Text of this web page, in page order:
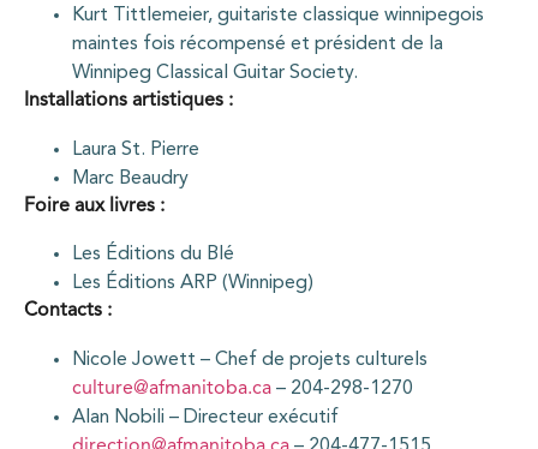
Kurt Tittlemeier, guitariste classique winnipegois
maintes fois récompensé et président de la
Winnipeg Classical Guitar Society.
Installations artistiques :
Laura St. Pierre
Marc Beaudry
Foire aux livres :
Les Éditions du Blé
Les Éditions ARP (Winnipeg)
Contacts :
Nicole Jowett – Chef de projets culturels
culture@afmanitoba.ca – 204-298-1270
Alan Nobili – Directeur exécutif